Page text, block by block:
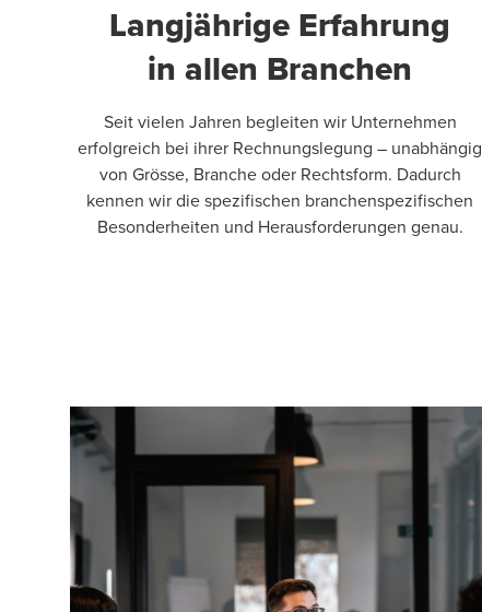
Langjährige Erfahrung
in allen Branchen
Seit vielen Jahren begleiten wir Unternehmen
erfolgreich bei ihrer Rechnungslegung – unabhängig
von Grösse, Branche oder Rechtsform. Dadurch
kennen wir die spezifischen branchenspezifischen
Besonderheiten und Herausforderungen genau.